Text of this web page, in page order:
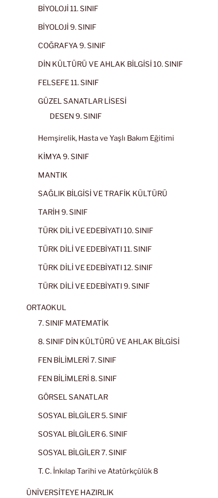
BİYOLOJİ 11. SINIF
BİYOLOJİ 9. SINIF
COĞRAFYA 9. SINIF
DİN KÜLTÜRÜ VE AHLAK BİLGİSİ 10. SINIF
FELSEFE 11. SINIF
GÜZEL SANATLAR LİSESİ
DESEN 9. SINIF
Hemşirelik, Hasta ve Yaşlı Bakım Eğitimi
KİMYA 9. SINIF
MANTIK
SAĞLIK BİLGİSİ VE TRAFİK KÜLTÜRÜ
TARİH 9. SINIF
TÜRK DİLİ VE EDEBİYATI 10. SINIF
TÜRK DİLİ VE EDEBİYATI 11. SINIF
TÜRK DİLİ VE EDEBİYATI 12. SINIF
TÜRK DİLİ VE EDEBİYATI 9. SINIF
ORTAOKUL
7. SINIF MATEMATİK
8. SINIF DİN KÜLTÜRÜ VE AHLAK BİLGİSİ
FEN BİLİMLERİ 7. SINIF
FEN BİLİMLERİ 8. SINIF
GÖRSEL SANATLAR
SOSYAL BİLGİLER 5. SINIF
SOSYAL BİLGİLER 6. SINIF
SOSYAL BİLGİLER 7. SINIF
T. C. İnkılap Tarihi ve Atatürkçülük 8
ÜNİVERSİTEYE HAZIRLIK